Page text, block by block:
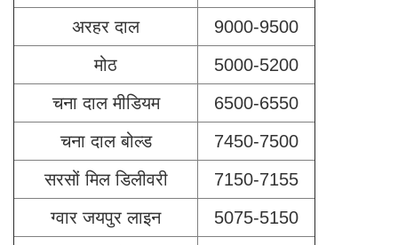
अरहर दाल
9000-9500
मोठ
5000-5200
चना दाल मीडियम
6500-6550
चना दाल बोल्ड
7450-7500
सरसों मिल डिलीवरी
7150-7155
ग्वार जयपुर लाइन
5075-5150